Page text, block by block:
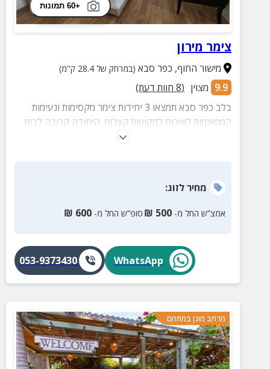
+60 תמונות
צימר מירון
מישור החוף, כפר סבא (במרחק של 28.4 ק"מ)
9.9 מצוין (
8 חוות דעת)
בלב כפר סבא תמצאו 3 יחידות צימר מקסימות ונעימות
המתאימות לאירוח לתקופות קצרות. היחידה קרובה לבית
החולים מאיר, מרכז מסחרי, צירים מרכזיים ותחנת רכבת.
מחירלזוג:
אמצ”ש החל מ- 500
₪ סופ”ש החל מ- 600
₪
WhatsApp
053-9373430
מרחב מוגן במתחם